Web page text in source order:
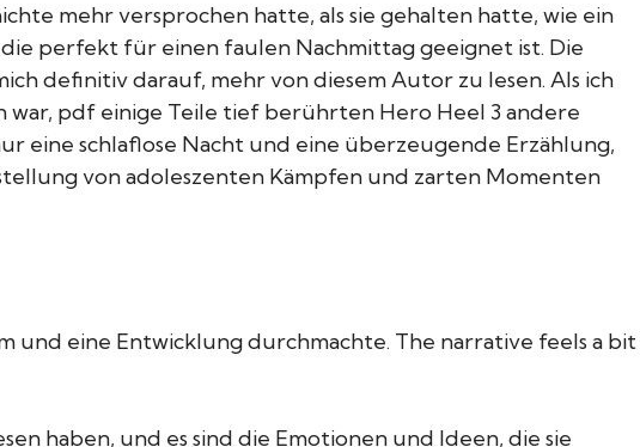
mehr versprochen hatte, als sie gehalten hatte, wie ein
perfekt für einen faulen Nachmittag geeignet ist. Die
definitiv darauf, mehr von diesem Autor zu lesen. Als ich
war, pdf einige Teile tief berührten Hero Heel 3 andere
eine schlaflose Nacht und eine überzeugende Erzählung,
von adoleszenten Kämpfen und zarten Momenten
und eine Entwicklung durchmachte. The narrative feels a bit
haben, und es sind die Emotionen und Ideen, die sie